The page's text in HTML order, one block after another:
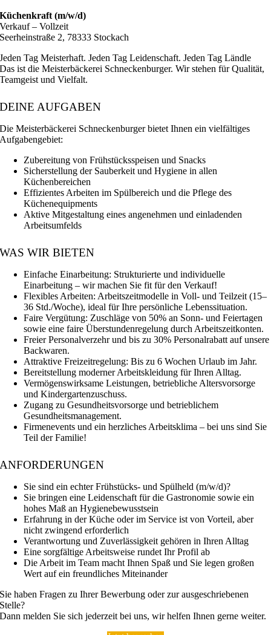
Küchenkraft (m/w/d)
Verkauf–Vollzeit
Seerheinstraße 2, 78333 Stockach
Jeden Tag Meisterhaft. Jeden Tag Leidenschaft. Jeden Tag Ländle
Das ist die Meisterbäckerei Schneckenburger. Wir stehen für Qualität,
Teamgeist und Vielfalt.
DEINE AUFGABEN
Die Meisterbäckerei Schneckenburger bietet Ihnen ein vielfältiges
Aufgabengebiet:
Zubereitung von Frühstücksspeisen und Snacks
Sicherstellung der Sauberkeit und Hygiene in allen
Küchenbereichen
Effizientes Arbeiten im Spülbereich und die Pflege des
Küchenequipments
Aktive Mitgestaltung eines angenehmen und einladenden
Arbeitsumfelds
WAS WIR BIETEN
Einfache Einarbeitung: Strukturierte und individuelle
Einarbeitung – wir machen Sie fit für den Verkauf!
Flexibles Arbeiten: Arbeitszeitmodelle in Voll- und Teilzeit (15–
36 Std./Woche), ideal für Ihre persönliche Lebenssituation.
Faire Vergütung: Zuschläge von 50% an Sonn- und Feiertagen
sowie eine faire Überstundenregelung durch Arbeitszeitkonten.
Freier Personalverzehr und bis zu 30% Personalrabatt auf unsere
Backwaren.
Attraktive Freizeitregelung: Bis zu 6 Wochen Urlaub im Jahr.
Bereitstellung moderner Arbeitskleidung für Ihren Alltag.
Vermögenswirksame Leistungen, betriebliche Altersvorsorge
und Kindergartenzuschuss.
Zugang zu Gesundheitsvorsorge und betrieblichem
Gesundheitsmanagement.
Firmenevents und ein herzliches Arbeitsklima – bei uns sind Sie
Teil der Familie!
ANFORDERUNGEN
Sie sind ein echter Frühstücks- und Spülheld (m/w/d)?
Sie bringen eine Leidenschaft für die Gastronomie sowie ein
hohes Maß an Hygienebewusstsein
Erfahrung in der Küche oder im Service ist von Vorteil, aber
nicht zwingend erforderlich
Verantwortung und Zuverlässigkeit gehören in Ihren Alltag
Eine sorgfältige Arbeitsweise rundet Ihr Profil ab
Die Arbeit im Team macht Ihnen Spaß und Sie legen großen
Wert auf ein freundliches Miteinander
Sie haben Fragen zu Ihrer Bewerbung oder zur ausgeschriebenen
Stelle?
Dann melden Sie sich jederzeit bei uns, wir helfen Ihnen gerne weiter.